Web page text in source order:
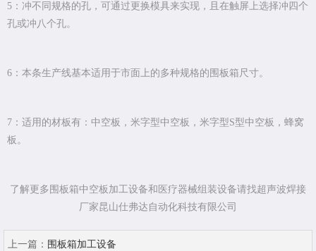
5：冲不同规格的孔，可通过更换模具来实现，且在触屏上选择冲四个
孔或冲八个孔。
6：本条生产线基本适用于市面上的多种规格的围板箱尺寸。
7：适用的材板有：中空板，米字型中空板，米字型S型中空板，蜂窝
板。
了解更多围板箱中空板加工设备和医疗器械组装设备请找超声波焊接
厂家昆山仕弗达自动化科技有限公司
上一篇： 围板箱加工设备